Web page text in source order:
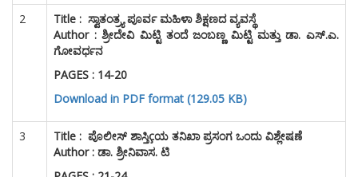
2 Title :ಸ್ವಾತಂತ್ರ್ಯ ಪೂರ್ವ ಮಹಿಳಾ ಶಿಕ್ಷಣದ ವ್ಯವಸ್ಥೆ
Author : ಶ್ರೀದೇವಿ ಮಿಟ್ಟಿ ತಂದೆ ಜಂಬಣ್ಣ ಮಿಟ್ಟಿ ಮತ್ತು ಡಾ. ಎಸ್.ಎ.
ಗೋವರ್ಧನ
3 Title :ಪೊಲೀಸ್ ಶಾಸ್ತಿçಯ ತನಿಖಾ ಪ್ರಸಂಗ ಒಂದು ವಿಶ್ಲೇಷಣೆ
Author : ಡಾ. ಶ್ರೀನಿವಾಸ. ಟಿ
PAGES : 21-24